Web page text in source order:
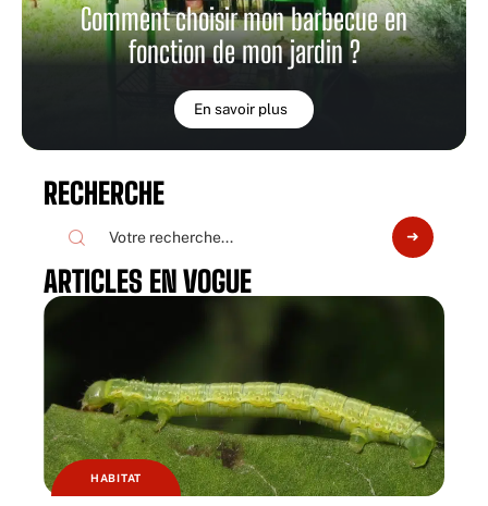
Comment choisir mon barbecue en
fonction de mon jardin ?
En savoir plus
RECHERCHE
ARTICLES EN VOGUE
HABITAT